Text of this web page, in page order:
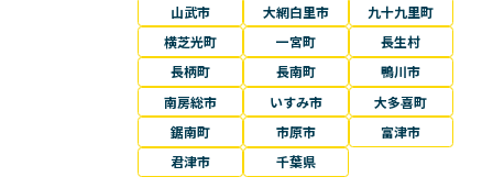
山武市
大網白里市
九十九里町
横芝光町
一宮町
長生村
長柄町
長南町
鴨川市
南房総市
いすみ市
大多喜町
鋸南町
市原市
富津市
君津市
千葉県